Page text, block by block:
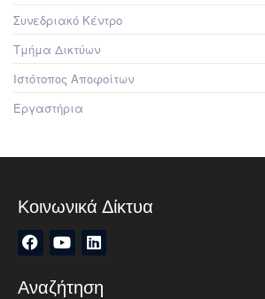
Συνεδριακό Κέντρο
Τμήμα Δικτύων
Ιστότοπος Αποφοίτων
Εργαστήρια
Κοινωνικά Δίκτυα
Αναζήτηση